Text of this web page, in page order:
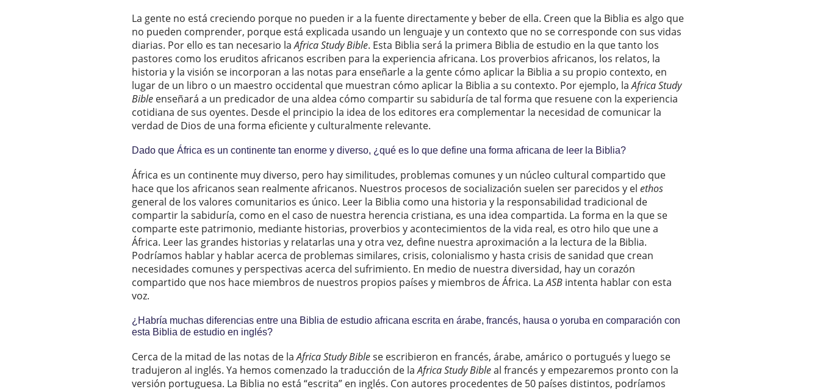
La gente no está creciendo porque no pueden ir a la fuente directamente y beber de ella. Creen que la Biblia es algo que
no pueden comprender, porque está explicada usando un lenguaje y un contexto que no se corresponde con sus vidas
diarias. Por ello es tan necesario laAfrica Study Bible. Esta Biblia será la primera Biblia de estudio en la que tanto los
pastores como los eruditos africanos escriben para la experiencia africana. Los proverbios africanos, los relatos, la
historia y la visión se incorporan a las notas para enseñarle a la gente cómo aplicar la Biblia a su propio contexto, en
lugar de un libro o un maestro occidental que muestran cómo aplicar la Biblia a su contexto. Por ejemplo, laAfrica Study
Bible enseñará a un predicador de una aldea cómo compartir su sabiduría de tal forma que resuene con la experiencia
cotidiana de sus oyentes. Desde el principio la idea de los editores era complementar la necesidad de comunicar la
verdad de Dios de una forma eficiente y culturalmente relevante.
Dado que África es un continente tan enorme y diverso, ¿qué es lo que define una forma africana de leer la Biblia?
África es un continente muy diverso, pero hay similitudes, problemas comunes y un núcleo cultural compartido que
hace que los africanos sean realmente africanos. Nuestros procesos de socialización suelen ser parecidos y el ethos
general de los valores comunitarios es único. Leer la Biblia como una historia y la responsabilidad tradicional de
compartir la sabiduría, como en el caso de nuestra herencia cristiana, es una idea compartida. La forma en la que se
comparte este patrimonio, mediante historias, proverbios y acontecimientos de la vida real, es otro hilo que une a
África. Leer las grandes historias y relatarlas una y otra vez, define nuestra aproximación a la lectura de la Biblia.
Podríamos hablar y hablar acerca de problemas similares, crisis, colonialismo y hasta crisis de sanidad que crean
necesidades comunes y perspectivas acerca del sufrimiento. En medio de nuestra diversidad, hay un corazón
compartido que nos hace miembros de nuestros propios países y miembros de África. LaASB intenta hablar con esta
voz.
¿Habría muchas diferencias entre una Biblia de estudio africana escrita en árabe, francés, hausa o yoruba en comparación con
esta Biblia de estudio en inglés?
Cerca de la mitad de las notas de laAfrica Study Biblese escribieron en francés, árabe, amárico o portugués y luego se
tradujeron al inglés. Ya hemos comenzado la traducción de laAfrica Study Bibleal francés y empezaremos pronto con la
versión portuguesa. La Biblia no está “escrita” en inglés. Con autores procedentes de 50 países distintos, podríamos